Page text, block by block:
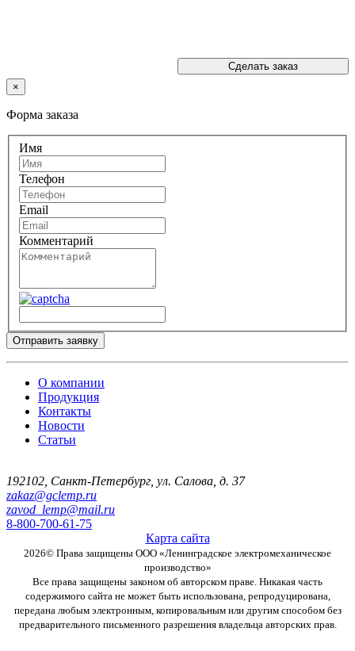
Сделать заказ
×
Форма заказа
Имя
Телефон
Email
Комментарий
Отправить заявку
О компании
Продукция
Контакты
Новости
Статьи
192102 Санкт-Петербург ул. Салова, д. 37
zakaz@gclemp.ru
zavod_lemp@mail.ru
8-800-700-61-75
Карта сайта
2026© Права защищены ООО «Ленинградское электромеханическое
производство»
Все права защищены законом об авторском праве. Никакая часть
содержимого сайта не может быть использована, репродуцирована,
передана любым электронным, копировальным или другим способом без
предварительного письменного разрешения владельца авторских прав.